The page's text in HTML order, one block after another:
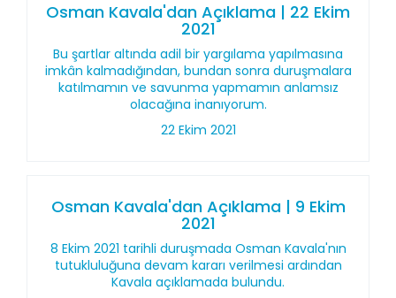
Osman Kavala'dan Açıklama | 22 Ekim
2021
Bu şartlar altında adil bir yargılama yapılmasına
imkân kalmadığından, bundan sonra duruşmalara
katılmamın ve savunma yapmamın anlamsız
olacağına inanıyorum.
22 Ekim 2021
Osman Kavala'dan Açıklama | 9 Ekim
2021
8 Ekim 2021 tarihli duruşmada Osman Kavala'nın
tutukluluğuna devam kararı verilmesi ardından
Kavala açıklamada bulundu.